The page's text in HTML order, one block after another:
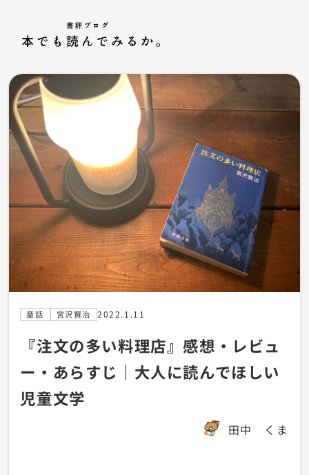
童話 宮沢賢治 2022.1.11
『注文の多い料理店』感想・レビュ
ー・あらすじ｜大人に読んでほしい
児童文学
田中 くま